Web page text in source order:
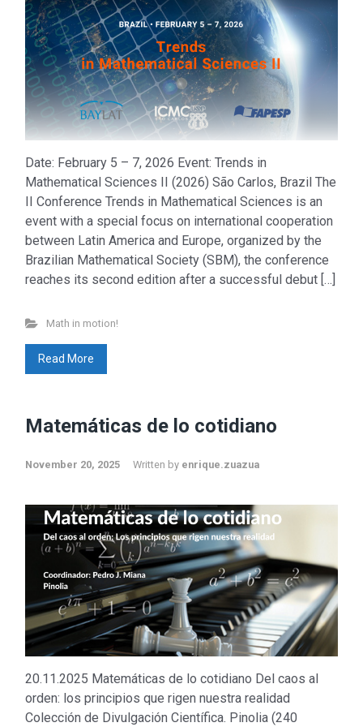
Date: February 5 – 7, 2026 Event: Trends in
Mathematical Sciences II (2026) São Carlos, Brazil The
II Conference Trends in Mathematical Sciences is an
event with a special focus on international cooperation
between Latin America and Europe, organized by the
Brazilian Mathematical Society (SBM), the conference
reaches its second edition after a successful debut […]
Math in motion!
Read More
Matemáticas de lo cotidiano
November 20, 2025 Written by enrique.zuazua
20.11.2025 Matemáticas de lo cotidiano Del caos al
orden: los principios que rigen nuestra realidad
Colección de Divulgación Científica. Pinolia (240